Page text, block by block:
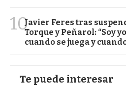
10Javier Feres tras
Torque y Peñarol: “Soy
cuando se juega y
Te puede interesar